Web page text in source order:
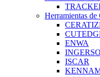
Herramientas de
ENWA
ISCAR